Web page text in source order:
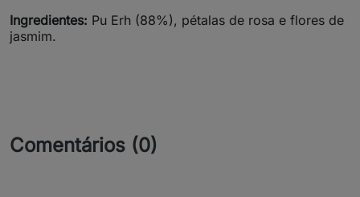
Ingredientes: Pu Erh (88%), pétalas de rosa e flores de
jasmim.
Comentários (0)